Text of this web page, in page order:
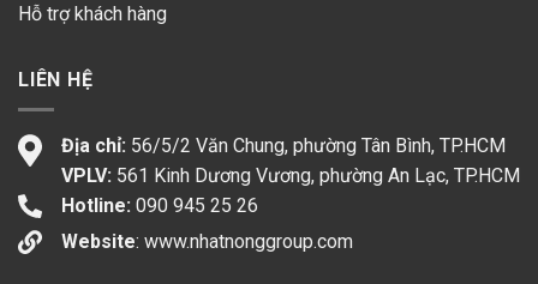
Hỗ trợ khách hàng
LIÊN HỆ
Địa chỉ: 56/5/2 Văn Chung, phường Tân Bình, TP.HCM
VPLV: 561 Kinh Dương Vương, phường An Lạc, TP.HCM
Hotline: 090 945 25 26
Website: www.nhatnonggroup.com